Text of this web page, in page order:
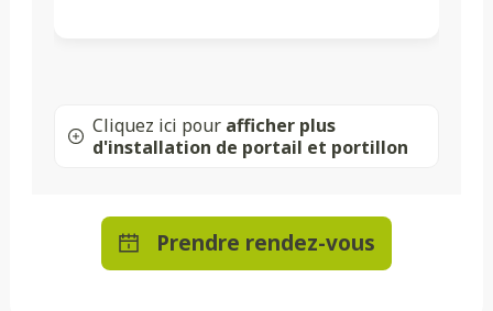
Cliquez ici pour afficher plus
d'installation de portail et portillon
Prendre rendez-vous